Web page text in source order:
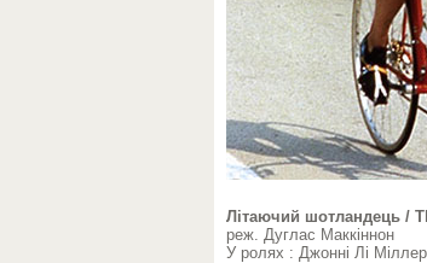
Літаючий шотландець /
реж. Дуглас Маккіннон
У ролях : Джонні Лі